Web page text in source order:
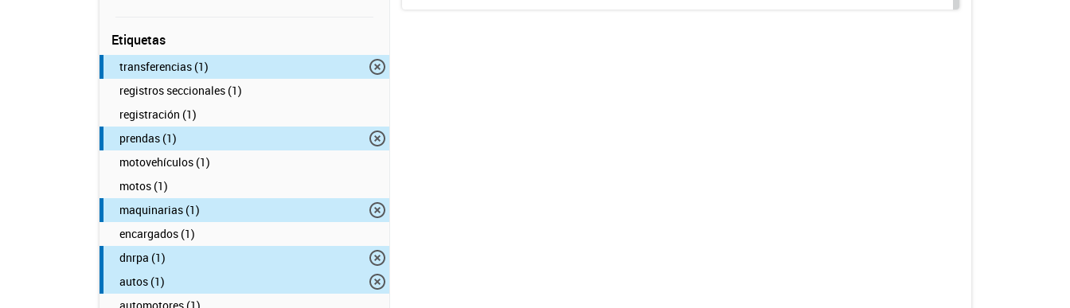
Etiquetas
transferencias (1)
registros seccionales (1)
registración (1)
prendas (1)
motovehículos (1)
motos (1)
maquinarias (1)
encargados (1)
dnrpa (1)
autos (1)